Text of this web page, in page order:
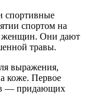
спортивные
спортом на
женщин. Они дают
травы.
выражения,
коже. Первое
— придающих